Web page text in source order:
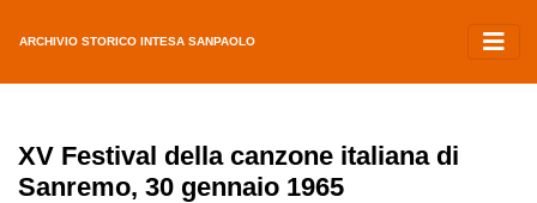
ARCHIVIO STORICO INTESA SANPAOLO
XV Festival della canzone italiana di
Sanremo, 30 gennaio 1965